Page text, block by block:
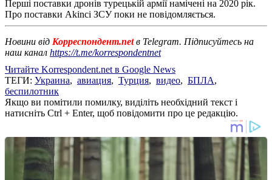
Перші поставки дронів турецькій армії намічені на 2020 рік.
Про поставки Akinci ЗСУ поки не повідомляється.
Новини від Корреспондент.netв Telegram. Підписуйтесь на
наш канал https://t.me/korrespondentnet
Читайте Korrespondent.net в Google News
ТЕГИ: Украина, авиация, Турция, видео, БПЛА,
беспилотник
Якщо ви помітили помилку, виділіть необхідний текст і
натисніть Ctrl + Enter, щоб повідомити про це редакцію.